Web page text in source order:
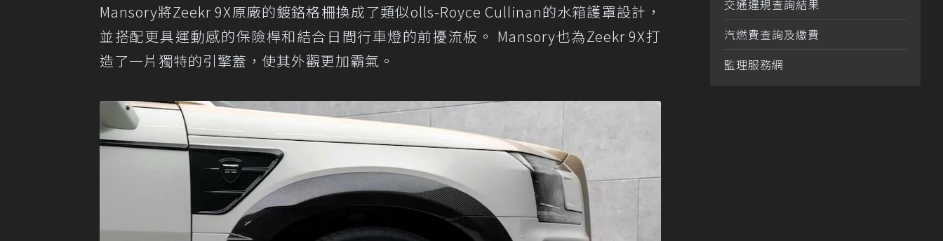
Mansory將Zeekr 9X原廠的鍍鉻格柵換成了類似olls-Royce Cullinan的水箱護罩設計，
並搭配更具運動感的保險桿和結合日間行車燈的前擾流板。 Mansory也為Zeekr 9X打
造了一片獨特的引擎蓋，使其外觀更加霸氣。
交通違規查詢結果
汽燃費查詢及繳費
監理服務網